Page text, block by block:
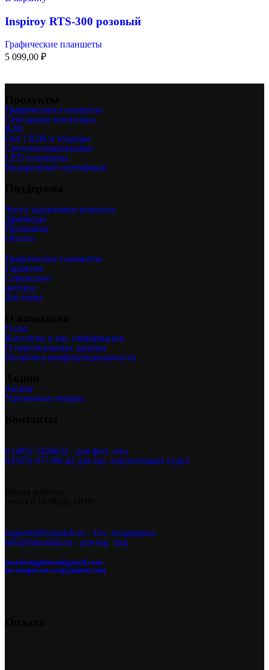
Inspiroy RTS-300 розовый
Графические планшеты
5 099,00 ₽
Графические планшеты
Сенсорные мониторы
B2B
Опт | B2B и тендеры
Светокопировальные
LED планшеты
Подарочный сертификат
Часто задаваемые вопросы
Драйверы
Прошивки
Оплата
Графические планшеты
Гарантия
Сервисные
центры
Доставка
О нас
Контакты и юр. информация
О персональных данных
Политика конфиденциальности
Акции
Уцененные товары
8 (495) 5326632 - для физ. лиц
8 (925) 477-86-42 для юр. лиц/оптовый отдел
support@huiontab.ru - тех. поддержка
info@huiontab.ru - для юр. лиц
marketinghuion@gmail.com -
по вопросам сотрудничества